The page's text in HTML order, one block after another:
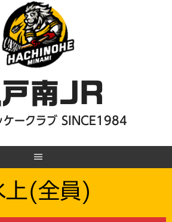
南JR
ケークラブ SINCE1984
上(全員)